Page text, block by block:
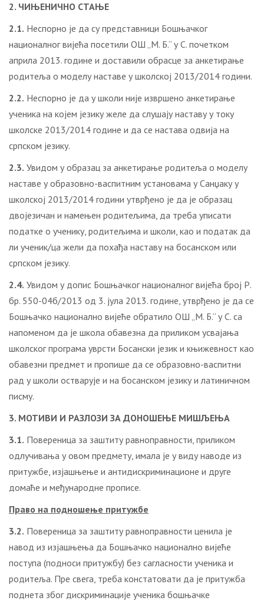
2. ЧИЊЕНИЧНО СТАЊЕ
2.1. Неспорно је да су представници Бошњачког
националног вијећа посетили ОШ „М. Б.“ у С. почетком
априла 2013. године и доставили обрасце за анкетирање
родитеља о моделу наставе у школској 2013/2014 години.
2.2. Неспорно је да у школи није извршено анкетирање
ученика на којем језику желе да слушају наставу у току
школске 2013/2014 године и да се настава одвија на
српском језику.
2.3. Увидом у образац за анкетирање родитеља о моделу
наставе у образовно-васпитним установама у Санџаку у
школској 2013/2014 години утврђено је да је образац
двојезичан и намењен родитељима, да треба уписати
податке о ученику, родитељима и школи, као и податак да
ли ученик/ца жели да похађа наставу на босанском или
српском језику.
2.4. Увидом у допис Бошњачког националног вијећа број Р.
бр. 550-04б/2013 од 3. јула 2013. године, утврђено је да се
Бошњачко национално вијеће обратило ОШ „М. Б.“ у С. са
напоменом да је школа обавезна да приликом усвајања
школског програма уврсти Босански језик и књижевност као
обавезни предмет и пропише да се образовно-васпитни
рад у школи остварује и на босанском језику и латиничном
писму.
3. МОТИВИ И РАЗЛОЗИ ЗА ДОНОШЕЊЕ МИШЉЕЊА
3.1. Повереница за заштиту равноправности, приликом
одлучивања у овом предмету, имала је у виду наводе из
притужбе, изјашњење и антидискриминационе и друге
домаће и међународне прописе.
Право на подношење притужбе
3.2. Повереница за заштиту равноправности ценила је
навод из изјашњења да Бошњачко национално вијеће
поступа (подноси притужбу) без сагласности ученика и
родитеља. Пре свега, треба констатовати да је притужба
поднета због дискриминације ученика бошњачке